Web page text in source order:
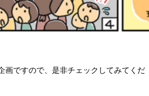
画ですので、是非チェックしてみてくだ